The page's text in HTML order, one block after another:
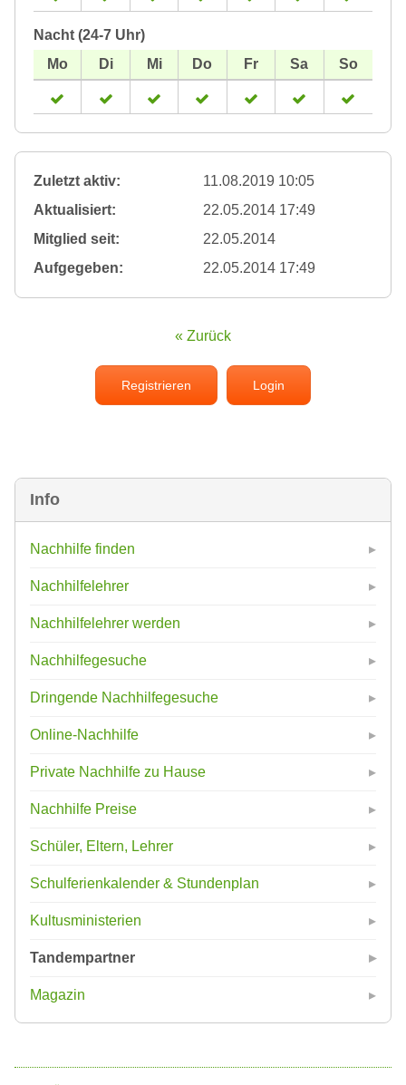
Info
Nachhilfe finden
Nachhilfelehrer
Nachhilfelehrer werden
Nachhilfegesuche
Dringende Nachhilfegesuche
Online-Nachhilfe
Private Nachhilfe zu Hause
Nachhilfe Preise
Schüler, Eltern, Lehrer
Schulferienkalender & Stundenplan
Kultusministerien
Tandempartner
Magazin
Nacht (24-7 Uhr)
Zuletzt aktiv:
11.08.2019 10:05
Aktualisiert:
22.05.2014 17:49
Mitglied seit:
22.05.2014
Aufgegeben:
22.05.2014 17:49
« Zurück
Registrieren Login